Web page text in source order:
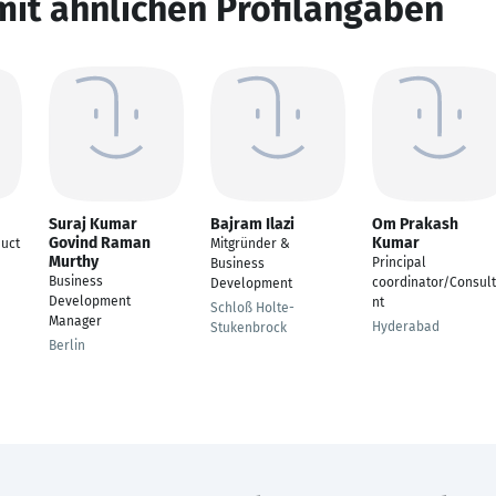
ähnlichen Profilangaben
Suraj Kumar
Govind Raman
Murthy
Business
Development
Manager
Berlin
Bajram Ilazi
Mitgründer &
Business
Development
Schloß Holte-
Stukenbrock
Om Prakash
Kumar
Principal
coordinator/
nt
Hyderabad